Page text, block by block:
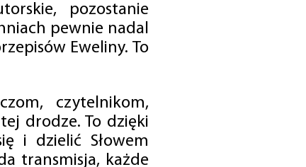
pozostanie
pewnie nadal
Eweliny. To
czytelnikom,
drodze. To dzięki
i dzielić Słowem
transmisja, każde